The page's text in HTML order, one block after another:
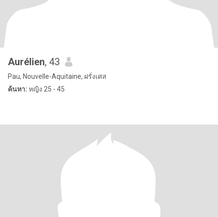
Aurélien, 43
Pau, Nouvelle-Aquitaine, ฝรั่งเศส
ค้นหา: หญิง 25 - 45